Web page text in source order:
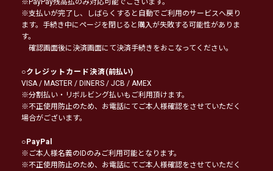
※支払いが完了し、しばらくすると自動でご利用のサービスへ戻り
ます。手続き中にページを閉じると購入が失敗する可能性がありま
す。
確認画面後に決済画面にて決済手続きをおこなってください。
○クレジットカード決済(前払い)
VISA / MASTER / DINERS / JCB / AMEX
※分割払い・リボルビング払いもご利用頂けます。
※不正使用防止のため、お電話にてご本人様確認をさせていただく
場合がございます。
○PayPal
※ご本人様名義のIDのみご利用可能となります。
※不正使用防止のため、お電話にてご本人様確認をさせていただく